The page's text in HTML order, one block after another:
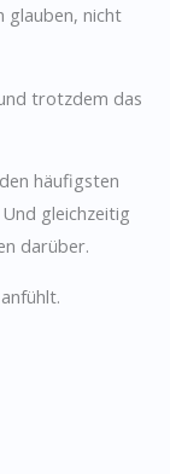
glauben, nicht
trotzdem das
häufigsten
gleichzeitig
darüber.